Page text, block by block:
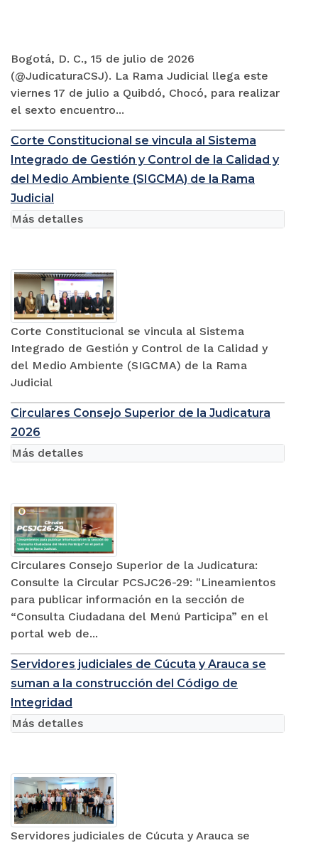
Bogotá, D. C., 15 de julio de 2026
(@JudicaturaCSJ). La Rama Judicial llega este
viernes 17 de julio a Quibdó, Chocó, para realizar
el sexto encuentro...
Corte Constitucional se vincula al Sistema
Integrado de Gestión y Control de la Calidad y
del Medio Ambiente (SIGCMA) de la Rama
Judicial
Corte Constitucional se vincula al Sistema
Integrado de Gestión y Control de la Calidad y
del Medio Ambiente (SIGCMA) de la Rama
Judicial
Más detalles
Circulares Consejo Superior de la Judicatura
2026
Circulares Consejo Superior de la Judicatura:
Consulte la Circular PCSJC26-29: "Lineamientos
para publicar información en la sección de
“Consulta Ciudadana del Menú Participa” en el
portal web de...
Más detalles
Servidores judiciales de Cúcuta y Arauca se
suman a la construcción del Código de
Integridad
Servidores judiciales de Cúcuta y Arauca se
Más detalles